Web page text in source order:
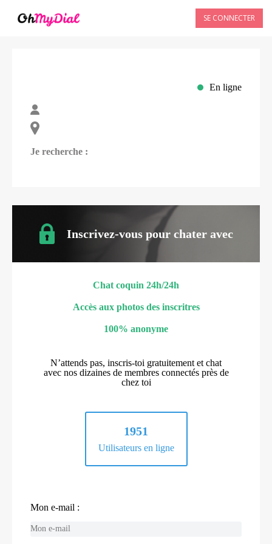
SE CONNECTER
En ligne
Je recherche :
Inscrivez-vous pour chater avec
Chat coquin 24h/24h
Accès aux photos des inscritres
100% anonyme
N’attends pas, inscris-toi gratuitement et chat
avec nos dizaines de membres connectés près de
chez toi
1951
Utilisateurs en ligne
Mon e-mail :